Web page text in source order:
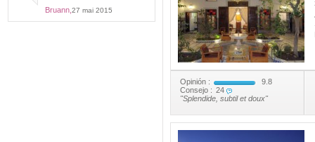
Opinión :
9.8
Consejo : 24
"Splendide, subtil et doux"
Bruann, 27 mai 2015